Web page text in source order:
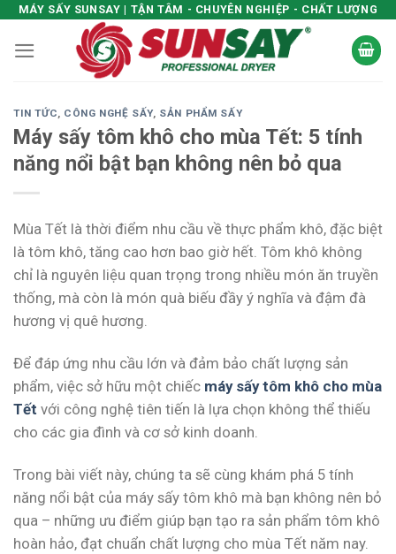
Skip
content
MÁY SẤY SUNSAY | TẬN TÂM - CHUYÊN NGHIỆP - CHẤT LƯỢNG
TIN TỨC, CÔNG NGHỆ SẤY, SẢN PHẨM SẤY
Máy sấy tôm khô cho mùa Tết: 5 tính
năng nổi bật bạn không nên bỏ qua
Mùa Tết là thời điểm nhu cầu về thực phẩm khô, đặc biệt
là tôm khô, tăng cao hơn bao giờ hết. Tôm khô không
chỉ là nguyên liệu quan trọng trong nhiều món ăn truyền
thống, mà còn là món quà biếu đầy ý nghĩa và đậm đà
hương vị quê hương.
Để đáp ứng nhu cầu lớn và đảm bảo chất lượng sản
phẩm, việc sở hữu một chiếc máy sấy tôm khô cho mùa
Tết với công nghệ tiên tiến là lựa chọn không thể thiếu
cho các gia đình và cơ sở kinh doanh.
Trong bài viết này, chúng ta sẽ cùng khám phá 5 tính
năng nổi bật của máy sấy tôm khô mà bạn không nên bỏ
qua – những ưu điểm giúp bạn tạo ra sản phẩm tôm khô
hoàn hảo, đạt chuẩn chất lượng cho mùa Tết năm nay.